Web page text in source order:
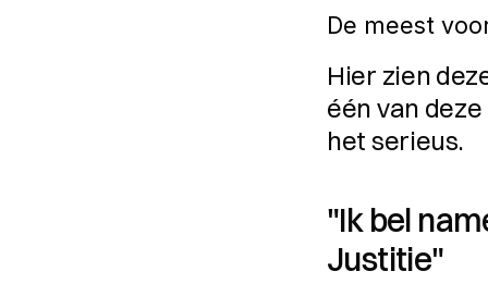
De meest
Hier zien
één van
het serieus.
"Ik bel
Justitie"